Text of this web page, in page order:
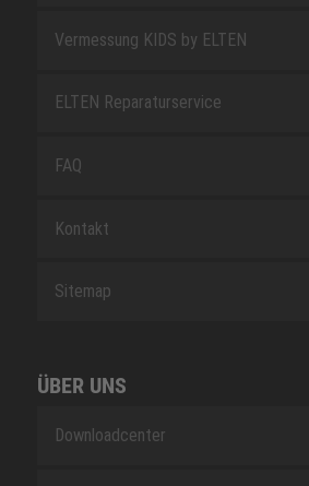
Vermessung KIDS by ELTEN
ELTEN Reparaturservice
FAQ
Kontakt
Sitemap
ÜBER UNS
Downloadcenter